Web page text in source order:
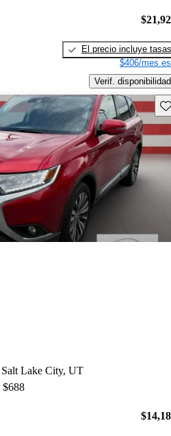
El precio incluye tasas
$406/mes
Verif. disponibilidad
Salt Lake City, UT
$688